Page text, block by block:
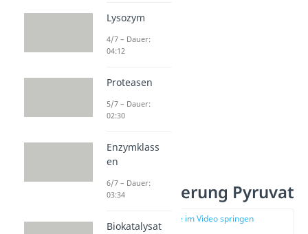
Oxidative
Decarboxylierung Pyruvat
zur Stelle im Video springen
(03:29)
Lysozym
4/7 – Dauer:
04:12
Proteasen
5/7 – Dauer:
02:30
Enzymklass
en
6/7 – Dauer:
03:34
Biokatalysat